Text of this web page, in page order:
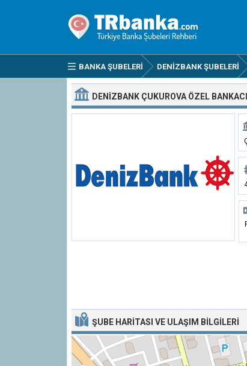
BANKA ŞUBELERI DENIZBANK ŞUBELERI
DENIZBANK ÇUKUROVA ÖZEL
ŞUBE HARITASI VE ULAŞIM BILGILERI